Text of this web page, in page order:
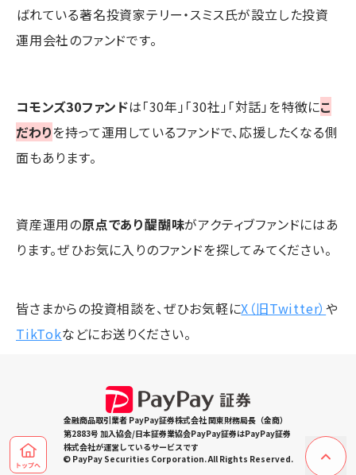
ばれている著名投資家テリー・スミス氏が設立した投資
運用会社のファンドです。
コモンズ30ファンドは「30年」「30社」「対話」を特徴にこ
だわりを持って運用しているファンドで、応援したくなる側
面もあります。
資産運用の原点であり醍醐味がアクティブファンドにはあ
ります。ぜひお気に入りのファンドを探してみてください。
皆さまからの投資相談を、ぜひお気軽にX（旧Twitter）や
TikTokなどにお送りください。
金融商品取引業者 PayPay証券株式会社 関東財務局長（金商）
第2883号 加入協会/日本証券業協会PayPay証券はPayPay証券
株式会社が運営しているサービスです
© PayPay Securities Corporation. All Rights Reserved.